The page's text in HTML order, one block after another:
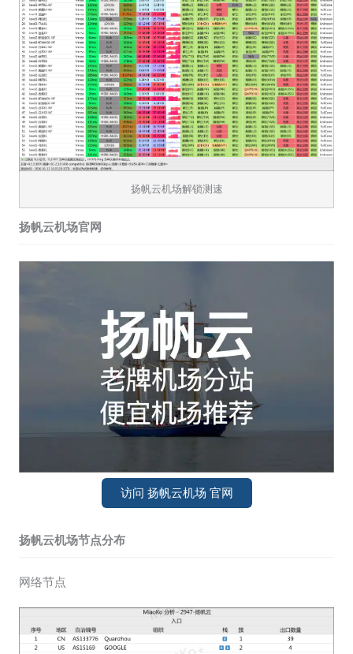
扬帆云机场解锁测速
扬帆云机场官网
访问 扬帆云机场 官网
扬帆云机场节点分布
网络节点